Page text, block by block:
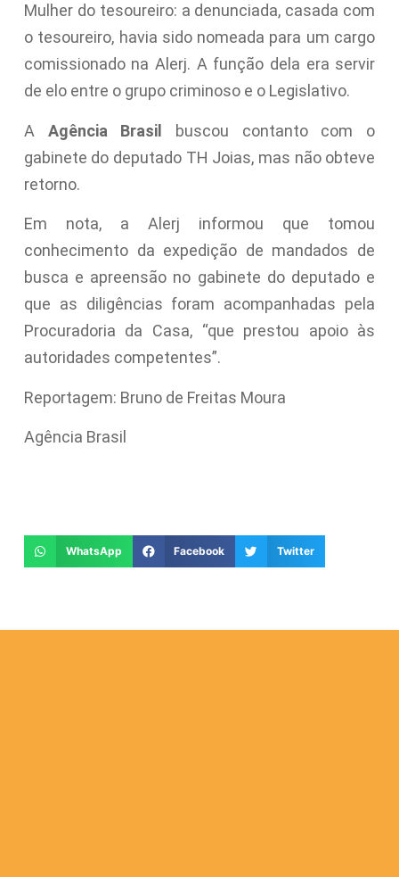
Mulher do tesoureiro: a denunciada, casada com
o tesoureiro, havia sido nomeada para um cargo
comissionado na Alerj. A função dela era servir
de elo entre o grupo criminoso e o Legislativo.
A Agência Brasil buscou contanto com o
gabinete do deputado TH Joias, mas não obteve
retorno.
Em nota, a Alerj informou que tomou
conhecimento da expedição de mandados de
busca e apreensão no gabinete do deputado e
que as diligências foram acompanhadas pela
Procuradoria da Casa, “que prestou apoio às
autoridades competentes”.
Reportagem: Bruno de Freitas Moura
Agência Brasil
WhatsApp Facebook Twitter